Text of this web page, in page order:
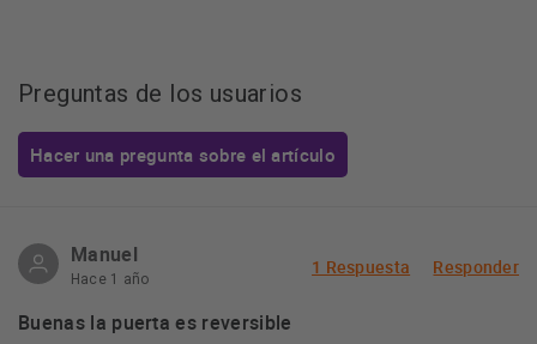
Preguntas de los usuarios
Hacer una pregunta sobre el artículo
Manuel
Hace 1 año
1 Respuesta Responder
Buenas la puerta es reversible